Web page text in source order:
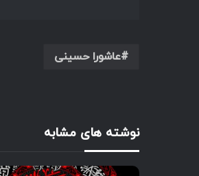
عاشورا حسینی
نوشته های مشابه